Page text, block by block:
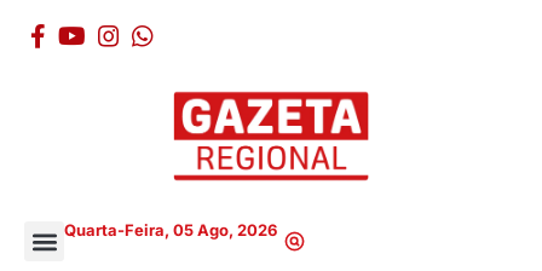
Quarta-Feira, 05 Ago, 2026